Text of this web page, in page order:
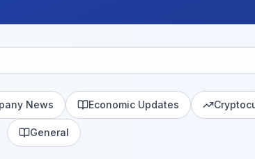
News Economic Updates
General